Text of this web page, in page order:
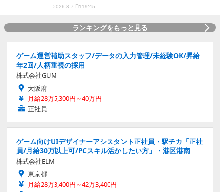
2026.8.7 Fri 19:45
ランキングをもっと見る
ゲーム運営補助スタッフ/データの入力管理/未経験OK/昇給
年2回/人柄重視の採用
株式会社GUM
大阪府
月給28万5,300円～40万円
正社員
ゲーム向けUIデザイナーアシスタント正社員・駅チカ「正社
員/月給30万以上可/PCスキル活かしたい方」・港区港南
株式会社ELM
東京都
月給28万3,400円～42万3,400円